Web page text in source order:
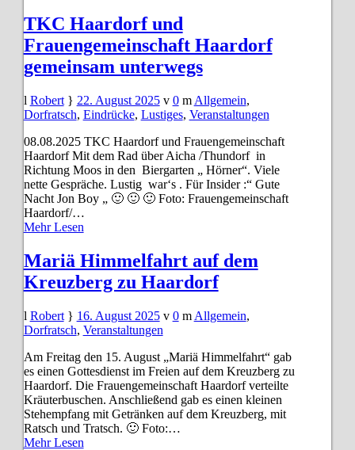
TKC Haardorf und
Frauengemeinschaft Haardorf
gemeinsam unterwegs
Robert 22. August 2025 0 Allgemein,
Dorfratsch, Eindrücke, Lustiges, Veranstaltungen
08.08.2025 TKC Haardorf und Frauengemeinschaft
Haardorf Mit dem Rad über Aicha /Thundorf in
Richtung Moos in den Biergarten „ Hörner“. Viele
nette Gespräche. Lustig war‘s . Für Insider :“ Gute
Nacht Jon Boy „ 🙂 🙂 🙂 Foto: Frauengemeinschaft
Haardorf/…
Mehr Lesen
Mariä Himmelfahrt auf dem
Kreuzberg zu Haardorf
Robert 16. August 2025 0 Allgemein,
Dorfratsch, Veranstaltungen
Am Freitag den 15. August „Mariä Himmelfahrt“ gab
es einen Gottesdienst im Freien auf dem Kreuzberg zu
Haardorf. Die Frauengemeinschaft Haardorf verteilte
Kräuterbuschen. Anschließend gab es einen kleinen
Stehempfang mit Getränken auf dem Kreuzberg, mit
Ratsch und Tratsch. 🙂 Foto:…
Mehr Lesen